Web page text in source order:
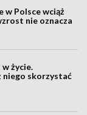
w Polsce wciąż
nie oznacza
życie.
niego skorzystać